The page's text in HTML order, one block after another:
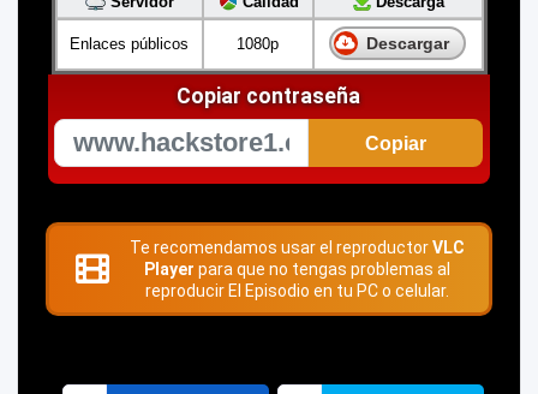
Enlaces públicos 1080p Descargar
Copiar contraseña
Copiar
Te recomendamos usar el reproductorVLC
Player para que no tengas problemas al
reproducir El Episodio en tu PC o celular.